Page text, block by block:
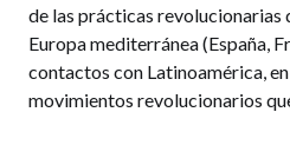
de las prácticas revolucionarias
Europa mediterránea (España,
contactos con Latinoamérica,
movimientos revolucionarios